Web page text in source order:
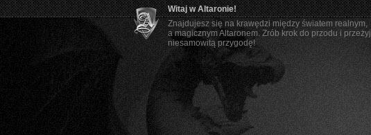
Witaj w Altaronie!
Znajdujesz się na krawędzi między światem realnym,
a magicznym Altaronem. Zrób krok do przodu i przeżyj
niesamowitą przygodę!